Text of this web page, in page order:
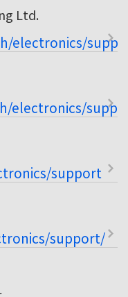
Ltd.
electronics/
electronics/
support
support/